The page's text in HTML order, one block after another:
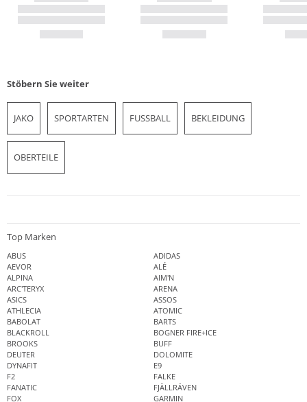
Stöbern Sie weiter
JAKO SPORTARTEN FUSSBALL BEKLEIDUNG
OBERTEILE
Top Marken
ABUS
ADIDAS
AEVOR
ALÉ
ALPINA
AIM'N
ARC'TERYX
ARENA
ASICS
ASSOS
ATHLECIA
ATOMIC
BABOLAT
BARTS
BLACKROLL
BOGNER FIRE+ICE
BROOKS
BUFF
DEUTER
DOLOMITE
DYNAFIT
E9
F2
FALKE
FANATIC
FJÄLLRÄVEN
FOX
GARMIN